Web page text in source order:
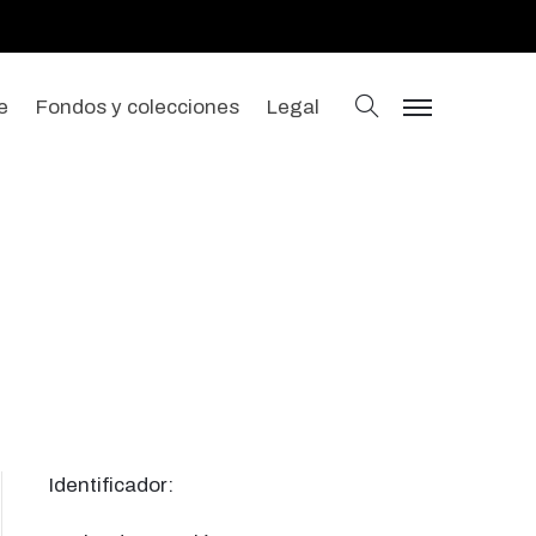
Fondos y colecciones Legal buscar
menu
Identificador: